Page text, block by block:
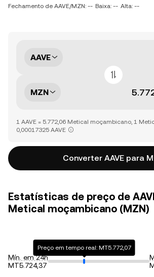
Fechamento de AAVE/MZN: -- Baixa: -- Alta: --
AAVE
MZN
1 AAVE = 5.772,06 Metical moçambicano, 1
0,00017325 AAVE
Converter AAVE para
Estatísticas de preço de
Metical moçambicano (MZN)
Mín. em 24h
MT5.724,37
Preço em tempo real: MT5.772,07